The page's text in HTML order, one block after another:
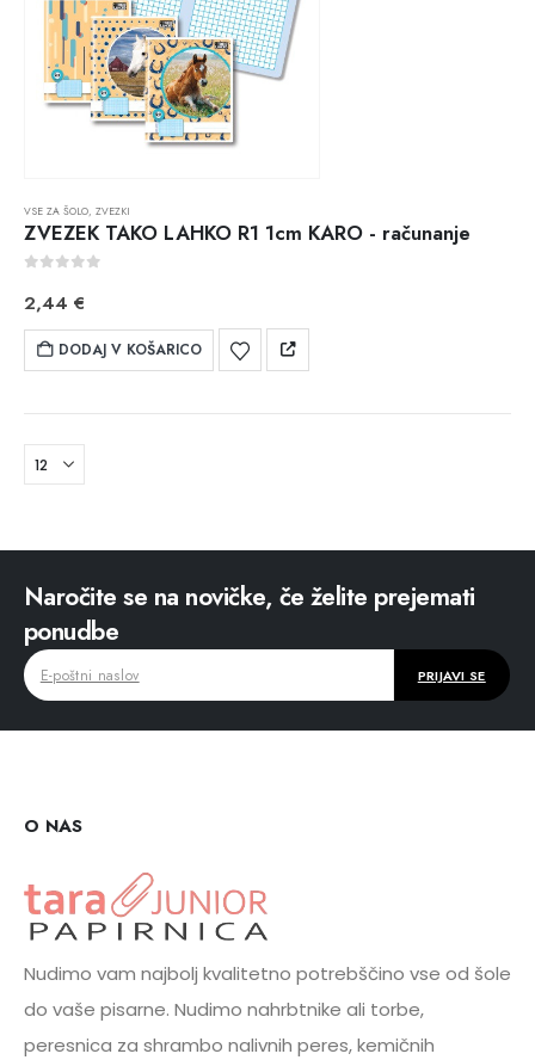
VSE ZA ŠOLO, ZVEZKI
ZVEZEK TAKO LAHKO R1 1cm KARO - računanje
2,44 €
DODAJ V KOŠARICO
Naročite se na novičke, če želite prejemati
ponudbe
O NAS
Nudimo vam najbolj kvalitetno potrebščino vse od šole
do vaše pisarne. Nudimo nahrbtnike ali torbe,
peresnica za shrambo nalivnih peres, kemičnih